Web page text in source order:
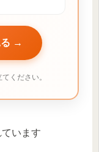
る →
ください。
います